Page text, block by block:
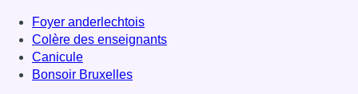
Foyer anderlechtois
Colère des enseignants
Canicule
Bonsoir Bruxelles